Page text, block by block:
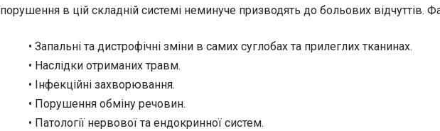
порушення в цій складній системі неминуче призводять до больових відчуттів.
• Запальні та дистрофічні зміни в самих суглобах та прилеглих тканинах.
• Наслідки отриманих травм.
• Інфекційні захворювання.
• Порушення обміну речовин.
• Патології нервової та ендокринної систем.